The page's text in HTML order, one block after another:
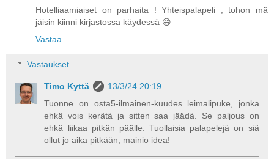
Hotelliaamiaiset on parhaita ! Yhteispalapeli , tohon mä
jäisin kiinni kirjastossa käydessä 😄
Vastaa
Vastaukset
Timo Kyttä
13/3/24 20:19
Tuonne on osta5-ilmainen-kuudes leimalipuke, jonka
ehkä vois kerätä ja sitten saa jäädä. Se paljous on
ehkä liikaa pitkän päälle. Tuollaisia palapelejä on siä
ollut jo aika pitkään, mainio idea!